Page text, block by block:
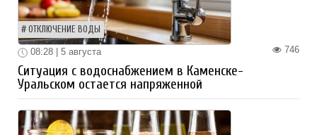
ОТКЛЮЧЕНИЕ ВОДЫ
746
08:28 | 5 августа
Ситуация с водоснабжением в Каменске-
Уральском остается напряженной